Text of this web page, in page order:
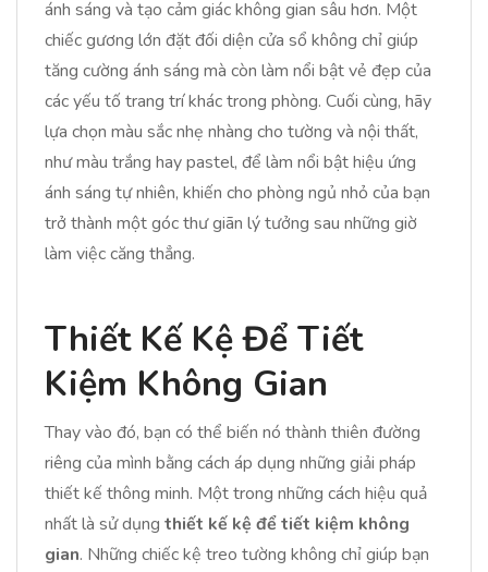
ánh sáng và tạo cảm giác không gian sâu hơn. Một
chiếc gương lớn đặt đối diện cửa sổ không chỉ giúp
tăng cường ánh sáng mà còn làm nổi bật vẻ đẹp của
các yếu tố trang trí khác trong phòng. Cuối cùng, hãy
lựa chọn màu sắc nhẹ nhàng cho tường và nội thất,
như màu trắng hay pastel, để làm nổi bật hiệu ứng
ánh sáng tự nhiên, khiến cho phòng ngủ nhỏ của bạn
trở thành một góc thư giãn lý tưởng sau những giờ
làm việc căng thẳng.
Thiết Kế Kệ Để Tiết
Kiệm Không Gian
Thay vào đó, bạn có thể biến nó thành thiên đường
riêng của mình bằng cách áp dụng những giải pháp
thiết kế thông minh. Một trong những cách hiệu quả
nhất là sử dụng thiết kế kệ để tiết kiệm không
gian. Những chiếc kệ treo tường không chỉ giúp bạn